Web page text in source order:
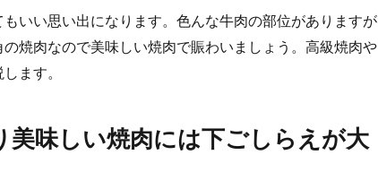
いい思い出になります。色んな牛肉の部位がありますが
焼肉なので美味しい焼肉で賑わいましょう。高級焼肉や
ます。
美味しい焼肉には下ごしらえが大